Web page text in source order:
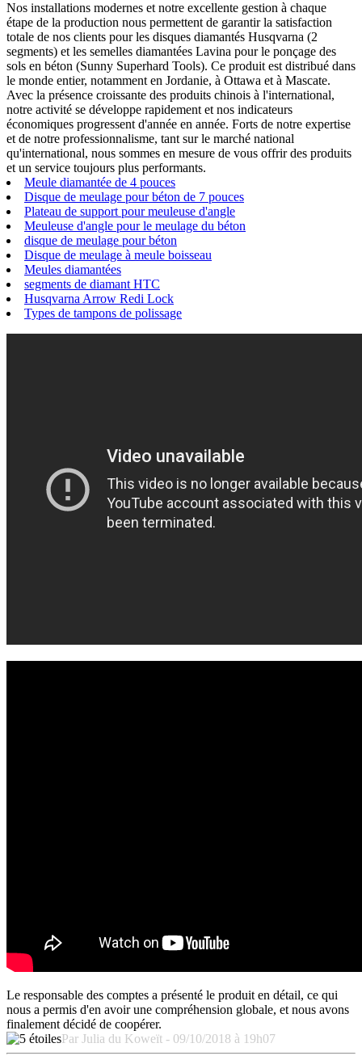
Nos installations modernes et notre excellente gestion à chaque
étape de la production nous permettent de garantir la satisfaction
totale de nos clients pour les disques diamantés Husqvarna (2
segments) et les semelles diamantées Lavina pour le ponçage des
sols en béton (Sunny Superhard Tools). Ce produit est distribué dans
le monde entier, notamment en Jordanie, à Ottawa et à Mascate.
Avec la présence croissante des produits chinois à l'international,
notre activité se développe rapidement et nos indicateurs
économiques progressent d'année en année. Forts de notre expertise
et de notre professionnalisme, tant sur le marché national
qu'international, nous sommes en mesure de vous offrir des produits
et un service toujours plus performants.
Meule diamantée de 4 pouces
Disque de meulage pour béton de 7 pouces
Plateau de support pour meuleuse d'angle
Meuleuse d'angle pour le meulage du béton
disque de meulage pour béton
Disque de meulage à meule boisseau
Meules diamantées
segments de diamant HTC
Husqvarna Arrow Redi Lock
Types de tampons de polissage
Le responsable des comptes a présenté le produit en détail, ce qui
nous a permis d'en avoir une compréhension globale, et nous avons
finalement décidé de coopérer.
Par Julia du Koweït - 09/10/2018 à 19h07